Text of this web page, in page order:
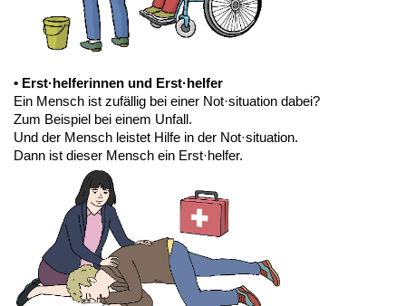
• Erst·helferinnen und Erst·helfer
Ein Mensch ist zufällig bei einer Not·situation dabei?
Zum Beispiel bei einem Unfall.
Und der Mensch leistet Hilfe in der Not·situation.
Dann ist dieser Mensch ein Erst·helfer.